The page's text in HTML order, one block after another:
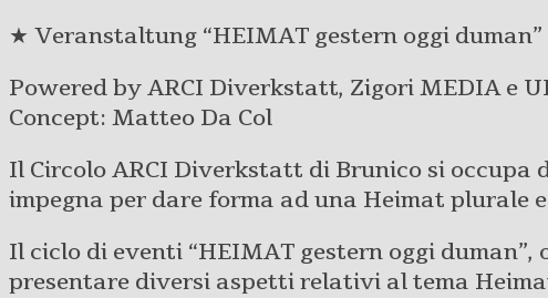
★ Veranstaltung “HEIMAT gestern oggi
Powered by ARCI Diverkstatt, Zigori MEDIA e
Concept: Matteo Da Col
Il Circolo ARCI Diverkstatt di Brunico si
impegna per dare forma ad una Heimat plurale
Il ciclo di eventi “HEIMAT gestern oggi
presentare diversi aspetti relativi al tema